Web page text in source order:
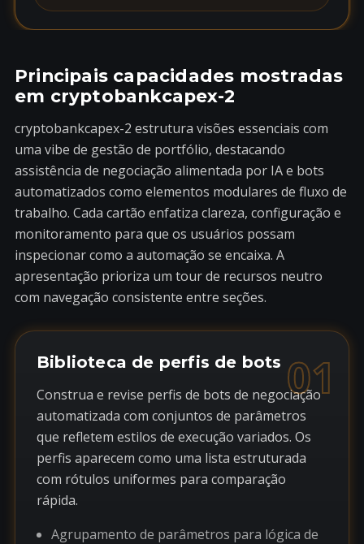
Principais capacidades mostradas
em cryptobankcapex-2
cryptobankcapex-2 estrutura visões essenciais com
uma vibe de gestão de portfólio, destacando
assistência de negociação alimentada por IA e bots
automatizados como elementos modulares de fluxo de
trabalho. Cada cartão enfatiza clareza, configuração e
monitoramento para que os usuários possam
inspecionar como a automação se encaixa. A
apresentação prioriza um tour de recursos neutro
com navegação consistente entre seções.
01
Biblioteca de perfis de bots
Construa e revise perfis de bots de negociação
automatizada com conjuntos de parâmetros
que refletem estilos de execução variados. Os
perfis aparecem como uma lista estruturada
com rótulos uniformes para comparação
rápida.
Agrupamento de parâmetros para lógica de